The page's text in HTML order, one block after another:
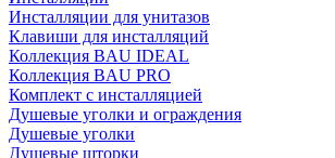
Инсталляции для унитазов
Клавиши для инсталляций
Коллекция BAU IDEAL
Коллекция BAU PRO
Комплект с инсталляцией
Душевые уголки и ограждения
Душевые уголки
Душевые шторки